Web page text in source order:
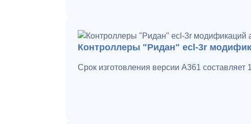
Контроллеры "Ридан" ecl-3r
Срок изготовления версии A361 составляет